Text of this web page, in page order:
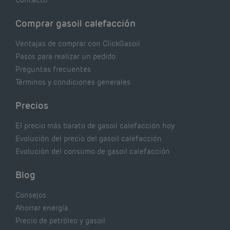
Comprar gasoil calefacción
Ventajas de comprar con ClickGasoil
Pasos para realizar un pedido
Preguntas frecuentes
Términos y condiciones generales
Precios
El precio más barato de gasoil calefacción hoy
Evolución del precio del gasoil calefacción
Evolución del consumo de gasoil calefacción
Blog
Consejos
Ahorrar energía
Precio de petróleo y gasoil